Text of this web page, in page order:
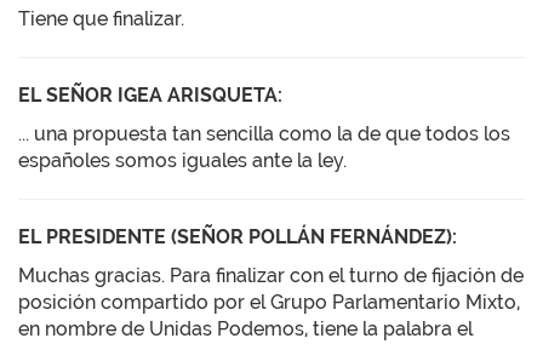
Tiene que finalizar.
EL SEÑOR IGEA ARISQUETA:
... una propuesta tan sencilla como la de que todos los
españoles somos iguales ante la ley.
EL PRESIDENTE (SEÑOR POLLÁN FERNÁNDEZ):
Muchas gracias. Para finalizar con el turno de fijación de
posición compartido por el Grupo Parlamentario Mixto,
en nombre de Unidas Podemos, tiene la palabra el